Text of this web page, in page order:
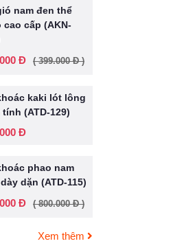
nam đen thể
cao cấp (AKN-
Đ ( 399.000 Đ )
kaki lót lông
tính (ATD-129)
Đ
phao nam
dặn (ATD-115)
Đ ( 800.000 Đ )
Xem thêm